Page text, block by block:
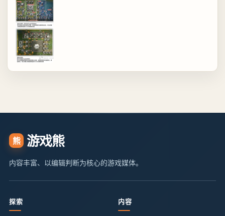
熊 游戏熊
内容丰富、以编辑判断为核心的游戏媒体。
探索 内容